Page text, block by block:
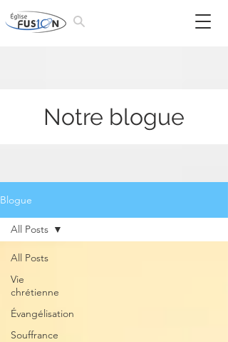
Notre blogue
Blogue
All Posts
Vie
chrétienne
Évangélisation
Souffrance
All Posts